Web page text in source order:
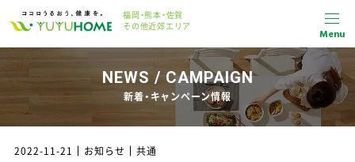
福岡・熊本・佐賀
その他近郊エリア
Menu
NEWS / CAMPAIGN
新着・キャンペーン情報
2022-11-21 お知らせ 共通